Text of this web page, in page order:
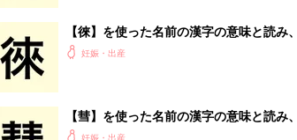
< 1 2